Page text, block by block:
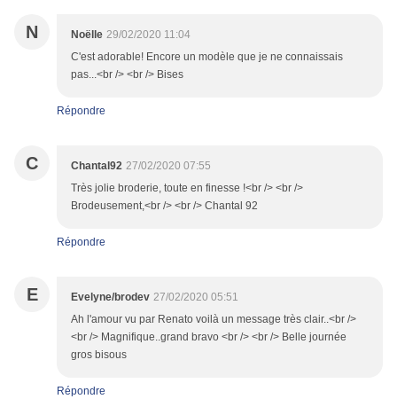
N Noëlle 29/02/2020 11:04
C'est adorable! Encore un modèle que je ne connaissais
pas...<br /> <br /> Bises
Répondre
C Chantal92 27/02/2020 07:55
Très jolie broderie, toute en finesse !<br /> <br />
Brodeusement,<br /> <br /> Chantal 92
Répondre
E Evelyne/brodev 27/02/2020 05:51
Ah l'amour vu par Renato voilà un message très clair..<br />
<br /> Magnifique..grand bravo <br /> <br /> Belle journée
gros bisous
Répondre